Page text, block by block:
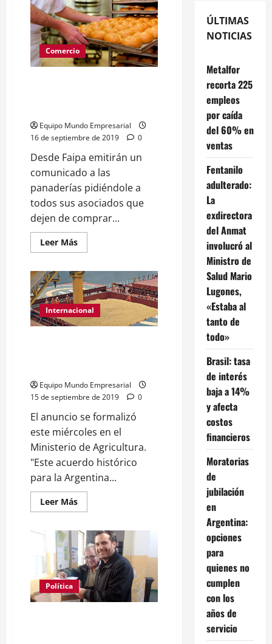
Comercio
Equipo Mundo Empresarial
16 de septiembre de 2019
0
Desde Faipa emitirán un
comunicado a las
panaderías pidiéndole a
todos sus asociados que
dejen de comprar...
Leer MásLeer
más
Panaderos
llaman
un
boicot
contra
los
Internacional
Equipo Mundo Empresarial
15 de septiembre de 2019
0
El anuncio se formalizó
este miércoles en el
Ministerio de Agricultura.
"Este acuerdo histórico
para la Argentina...
Leer MásLeer
más
Tras
20
años
de
negociaciones
la
harina
de
soja
Política
ÚLTIMAS
NOTICIAS
Metalfor
recorta 225
empleos
por caída
del 60% en
ventas
Fentanilo
adulterado:
La
exdirectora
del Anmat
involucró al
Ministro de
Salud Mario
Lugones,
«Estaba al
tanto de
todo»
Brasil: tasa
de interés
baja a 14%
y afecta
costos
financieros
Moratorias
de
jubilación
en
Argentina:
opciones
para
quienes no
cumplen
con los
años de
servicio